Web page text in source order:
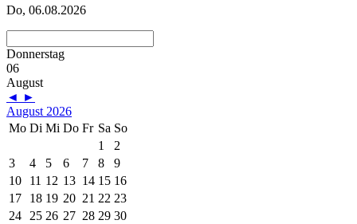
Do, 06.08.2026
Donnerstag
06
August
◄ ►
August 2026
Mo Di Mi Do Fr Sa So
1
2
3
4 5 6 7 8
9
10
11 12 13 14 15 16
17
18 19 20 21 22 23
24 25 26 27 28 29 30